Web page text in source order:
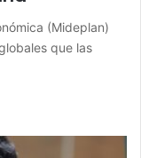
(Mideplan)
que las